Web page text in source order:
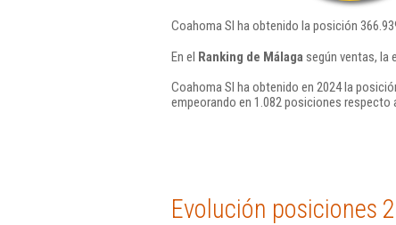
Coahoma Sl ha obtenido la posición
En el Ranking de Málaga según ventas, la
Coahoma Sl ha obtenido en 2024 la
empeorando en 1.082 posiciones respecto
Evolución posiciones